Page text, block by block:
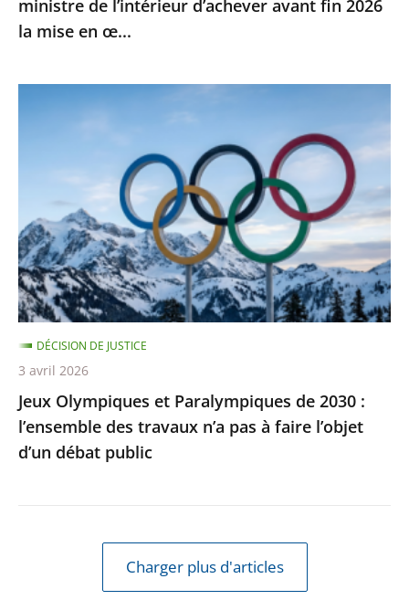
l’intérieur
d’achever
fin
œ...
ministre de l’intérieur d’achever avant fin 2026
la mise en œ...
Olympiques
Paralympiques
2030
:
l’ensemble
des
travaux
n’a
pas
à
faire
l’objet
Jeux Olympiques et Paralympiques de 2030 :
l’ensemble des travaux n’a pas à faire l’objet
d’un débat public
DÉCISION DE JUSTICE
3 avril 2026
Charger plus d'articles